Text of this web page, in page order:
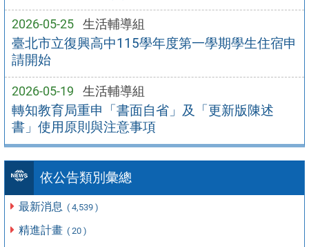
2026-05-25 生活輔導組
臺北市立復興高中115學年度第一學期學生住宿申
請開始
2026-05-19 生活輔導組
轉知教育局重申「書面自省」及「更新版陳述
書」使用原則與注意事項
依公告類別彙總
最新消息 ( 4,539 )
精進計畫 ( 20 )